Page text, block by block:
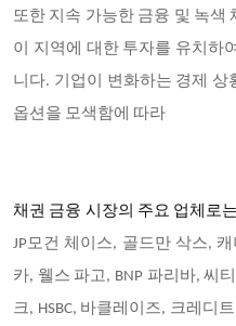
또한 지속 가능한 금융 및 녹색
이 지역에 대한 투자를 유치하
니다. 기업이 변화하는 경제
옵션을 모색함에 따라
채권 금융 시장의 주요 업체로는
JP모건 체이스, 골드만 삭스,
카, 웰스 파고, BNP 파리바, 씨
크, HSBC, 바클레이즈, 크레디